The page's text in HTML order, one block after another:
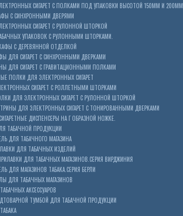
СИГАРЕТ С ПОЛКАМИ ПОД УПАКОВКИ ВЫСОТОЙ 150ММ И 200ММ.
С СИНХРОННЫМИ ДВЕРЯМИ
СИГАРЕТ С РУЛОННОЙ ШТОРКОЙ
УПАКОВОК С РУЛОННЫМИ ШТОРКАМИ.
С ДЕРЕВЯННОЙ ОТДЕЛКОЙ
ДЛЯ СИГАРЕТ С СИНХРОННЫМИ ДВЕРКАМИ
ДЛЯ СИГАРЕТ С ГРАВИТАЦИОННЫМИ ПОЛКАМИ
ПОЛКИ ДЛЯ ЭЛЕКТРОННЫХ СИГАРЕТ
СИГАРЕТ С РОЛЛЕТНЫМИ ШТОРКАМИ
ДЛЯ ЭЛЕКТРОННЫХ СИГАРЕТ С РУЛОННОЙ ШТОРКОЙ
ДЛЯ ЭЛЕКТРОННЫХ СИГАРЕТ С ТОНИРОВАННЫМИ ДВЕРКАМИ
ДИСПЕНСЕРЫ НА Г ОБРАЗНОЙ НОЖКЕ.
ТАБАЧНОЙ ПРОДУКЦИИ
ДЛЯ ТАБАЧНОГО МАГАЗИНА
ДЛЯ ТАБАЧНЫХ ИЗДЕЛИЙ
ДЛЯ ТАБАЧНЫХ МАГАЗИНОВ.СЕРИЯ ВИРДЖИНИЯ
ДЛЯ МАГАЗИНОВ ТАБАКА.СЕРИЯ БЕРЛИ
ДЛЯ ТАБАЧНЫХ МАГАЗИНОВ
АКСЕССУАРОВ
ТУМБОЙ ДЛЯ ТАБАЧНОЙ ПРОДУКЦИИ